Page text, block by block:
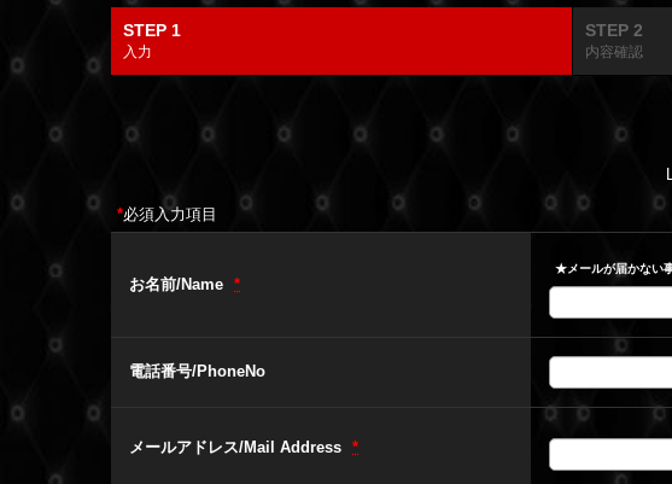
STEP 1
入力
STEP 2
内容確認
*必須入力項目
お名前/Name *
★メールが届かない
電話番号/PhoneNo
メールアドレス/Mail Address *